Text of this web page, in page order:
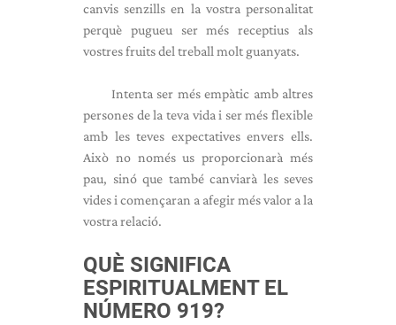
canvis senzills en la vostra personalitat
perquè pugueu ser més receptius als
vostres fruits del treball molt guanyats.
Intenta ser més empàtic amb altres
persones de la teva vida i ser més flexible
amb les teves expectatives envers ells.
Això no només us proporcionarà més
pau, sinó que també canviarà les seves
vides i començaran a afegir més valor a la
vostra relació.
QUÈ SIGNIFICA
ESPIRITUALMENT EL
NÚMERO 919?